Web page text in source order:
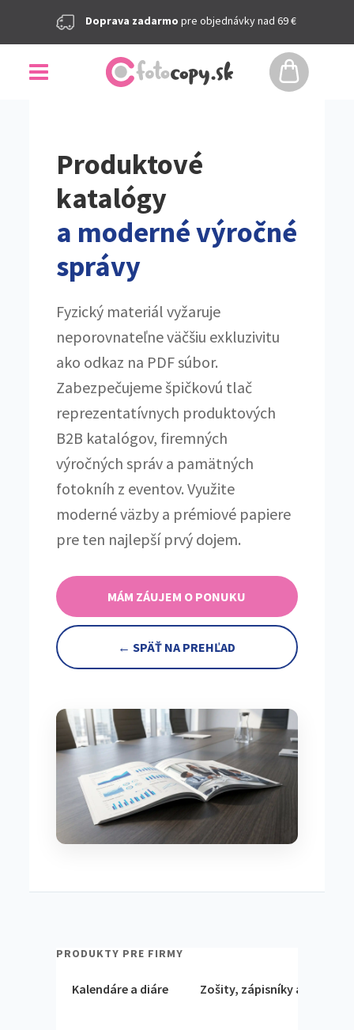
Doprava zadarmo pre objednávky nad 69 €
Produktové
katalógy
a moderné výročné
správy
Fyzický materiál vyžaruje
neporovnateľne väčšiu exkluzivitu
ako odkaz na PDF súbor.
Zabezpečujeme špičkovú tlač
reprezentatívnych produktových
B2B katalógov, firemných
výročných správ a pamätných
fotokníh z eventov. Využite
moderné väzby a prémiové papiere
pre ten najlepší prvý dojem.
MÁM ZÁUJEM O PONUKU
← SPÄŤ NA PREHĽAD
PRODUKTY PRE FIRMY
Kalendáre a diáre Zošity, zápisníky a bloky